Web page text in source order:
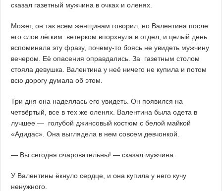
сказал газетный мужчина в очках и оленях.
Может, он так всем женщинам говорил, но Валентина после
его слов лёгким ветерком впорхнула в отдел, и целый день
вспоминала эту фразу, почему-то боясь не увидеть мужчину
вечером. Её опасения оправдались. За газетным столом
стояла девушка. Валентина у неё ничего не купила и потом
всю дорогу думала об этом.
Три дня она надеялась его увидеть. Он появился на
четвёртый, все в тех же оленях. Валентина была одета в
лучшее — голубой джинсовый костюм с белой майкой
«Адидас». Она выглядела в нем совсем девчонкой.
— Вы сегодня очаровательны! — сказал мужчина.
У Валентины ёкнуло сердце, и она купила у него кучу
ненужного.